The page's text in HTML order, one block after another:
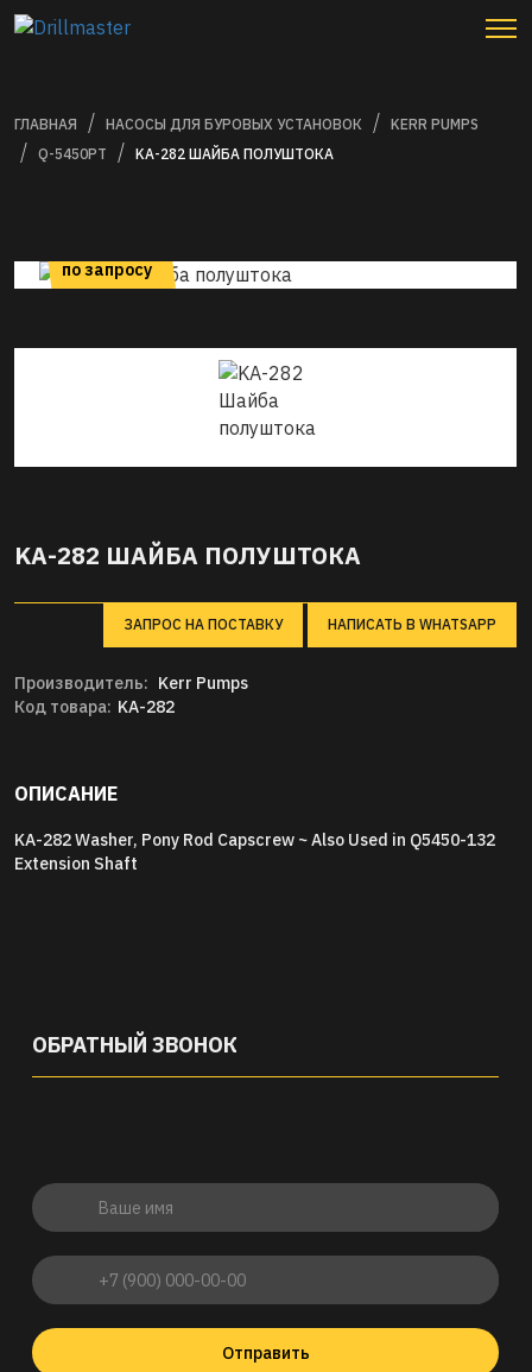
ГЛАВНАЯ НАСОСЫ ДЛЯ БУРОВЫХ УСТАНОВОК
KERR PUMPS
Q-5450PT
KA-282 ШАЙБА ПОЛУШТОКА
KA-282 ШАЙБА ПОЛУШТОКА
ЗАПРОС НА ПОСТАВКУ НАПИСАТЬ В WHATSAPP
Производитель: Kerr Pumps
Код товара: KA-282
ОПИСАНИЕ
KA-282 Washer, Pony Rod Capscrew ~ Also Used in Q5450-132
Extension Shaft
по запросу
ОБРАТНЫЙ ЗВОНОК
Отправить